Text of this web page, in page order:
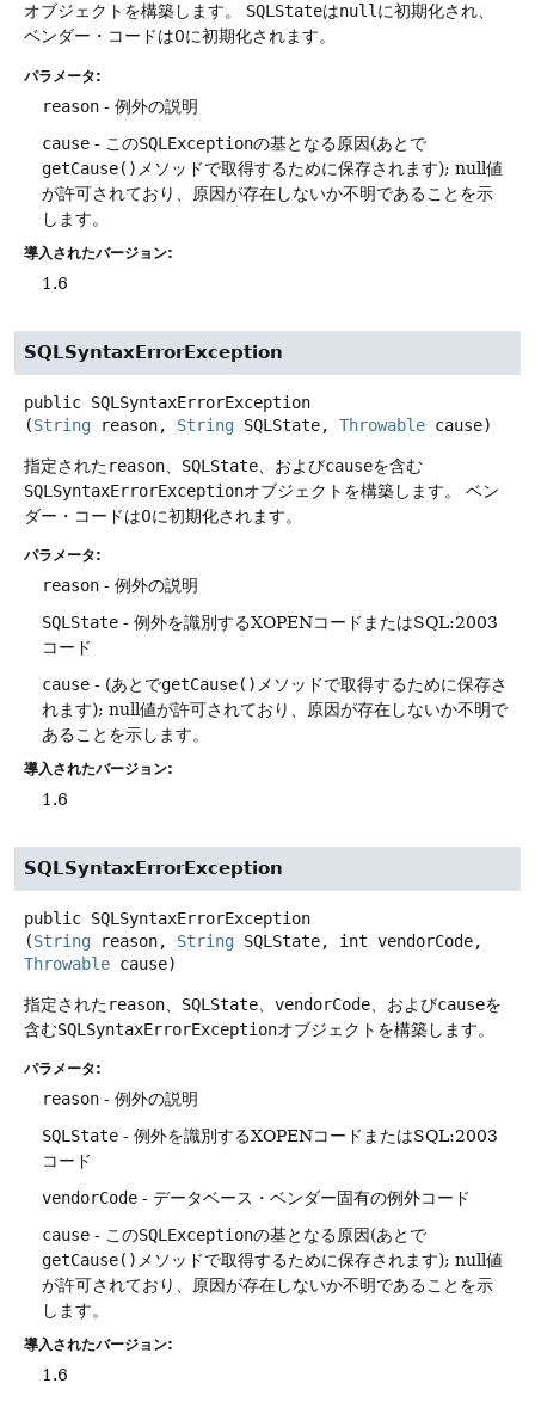
オブジェクトを構築します。
SQLStateはnullに初期化され、
ベンダー・コードは0に初期化されます。
パラメータ:
reason - 例外の説明
cause - このSQLExceptionの基となる原因(あとで
getCause() メソッドで取得するために保存されます); null値
が許可されており、原因が存在しないか不明であることを示
します。
導入されたバージョン:
1.6
SQLSyntaxErrorException
public SQLSyntaxErrorException
(String reason, String SQLState, Throwable cause)
指定されたreason SQLState 、およびcauseを含む
SQLSyntaxErrorExceptionオブジェクトを構築します。
ベン
ダー・コードは0に初期化されます。
パラメータ:
reason - 例外の説明
SQLState - 例外を識別するXOPENコードまたはSQL:2003
コード
cause - (あとでgetCause() メソッドで取得するために保存さ
れます); null値が許可されており、原因が存在しないか不明で
あることを示します。
導入されたバージョン:
1.6
SQLSyntaxErrorException
public SQLSyntaxErrorException
(String reason, String
Throwable cause)
指定されたreason SQLState vendorCode 、およびcauseを
含むSQLSyntaxErrorExceptionオブジェクトを構築します。
パラメータ:
reason - 例外の説明
SQLState - 例外を識別するXOPENコードまたはSQL:2003
コード
vendorCode - データベース・ベンダー固有の例外コード
cause - このSQLExceptionの基となる原因(あとで
getCause() メソッドで取得するために保存されます); null値
が許可されており、原因が存在しないか不明であることを示
します。
導入されたバージョン:
1.6